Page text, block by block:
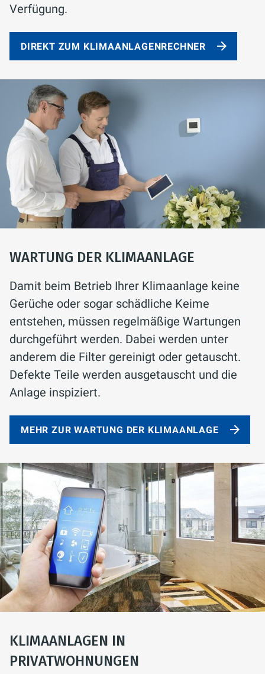
Verfügung.
DIREKT ZUM KLIMAANLAGENRECHNER
WARTUNG DER KLIMAANLAGE
Damit beim Betrieb Ihrer Klimaanlage keine
Gerüche oder sogar schädliche Keime
entstehen, müssen regelmäßige Wartungen
durchgeführt werden. Dabei werden unter
anderem die Filter gereinigt oder getauscht.
Defekte Teile werden ausgetauscht und die
Anlage inspiziert.
MEHR ZUR WARTUNG DER KLIMAANLAGE
KLIMAANLAGEN IN
PRIVATWOHNUNGEN